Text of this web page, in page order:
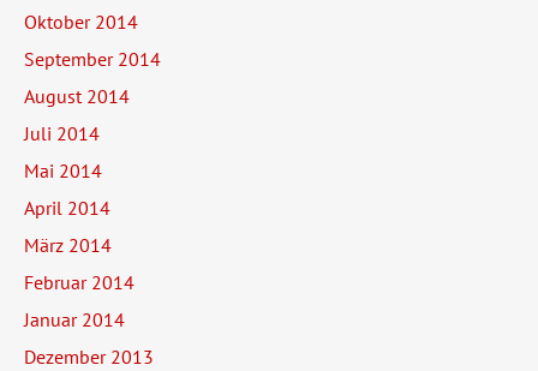
Oktober 2014
September 2014
August 2014
Juli 2014
Mai 2014
April 2014
März 2014
Februar 2014
Januar 2014
Dezember 2013